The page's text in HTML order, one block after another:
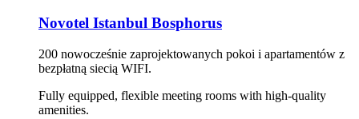
Novotel Istanbul Bosphorus
200 nowocześnie zaprojektowanych pokoi i apartamentów z
bezpłatną siecią WIFI.
Fully equipped, flexible meeting rooms with high-quality
amenities.